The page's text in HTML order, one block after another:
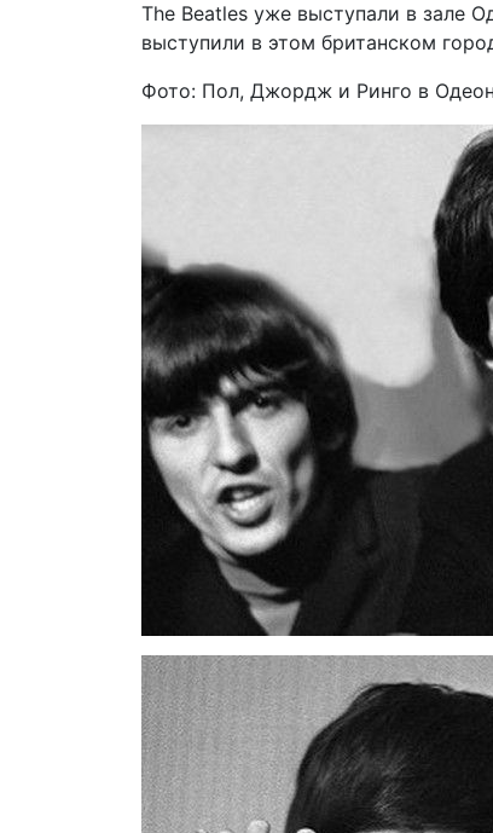
The Beatles уже выступали в зале
выступили в этом британском
Фото: Пол, Джордж и Ринго в